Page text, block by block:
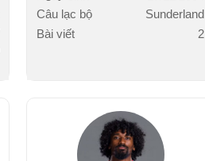
Câu lạc bộ
Sunderland
Bài viết
2